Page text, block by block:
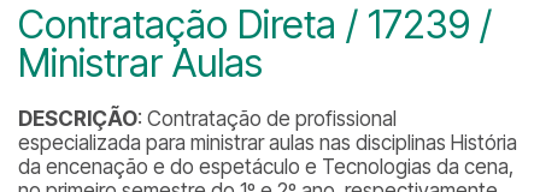
Contratação Direta / 17239 /
Ministrar Aulas
DESCRIÇÃO: Contratação de profissional
especializada para ministrar aulas nas disciplinas História
da encenação e do espetáculo e Tecnologias da cena,